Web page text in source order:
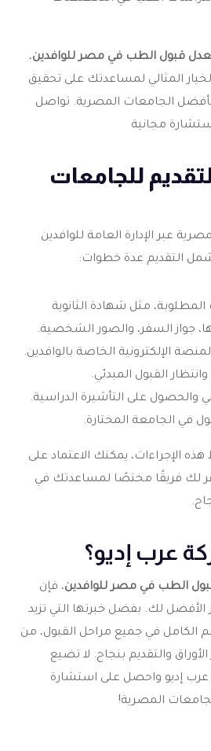
قبول الطب في مصر للوافدين،
المثالي لمساعدتك على تحقيق
الجامعات المصرية. تواصل
مجانية
للجامعات
عبر الإدارة العامة للوافدين
التقديم عدة خطوات:
مثل شهادة الثانوية
جواز السفر، والصور الشخصية.
الإلكترونية الخاصة بالوافدين.
القبول المبدئي.
والحصول على التأشيرة الدراسية.
في الجامعة المختارة.
الإجراءات، يمكنك الاعتماد على
لك فريقًا مختصًا لمساعدتك في
عرب إديو؟
الطب في مصر للوافدين، فإن
الأفضل لك. بفضل خبرتها التي تزيد
الدعم الكامل في جميع مراحل القبول، من
والتقديم بنجاح. لا تضيع
عرب إديو واحصل على استشارة
المصرية!